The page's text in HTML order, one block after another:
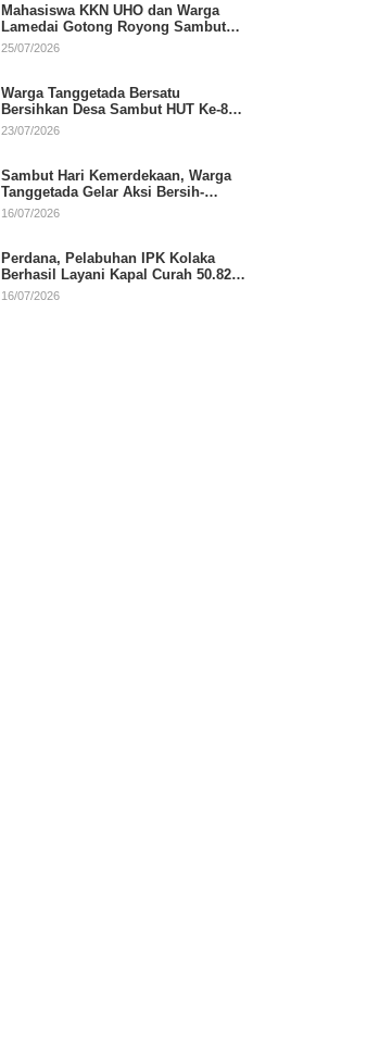
Mahasiswa KKN UHO dan Warga
Lamedai Gotong Royong Sambut
HUT Ke-81 RI
25/07/2026
Warga Tanggetada Bersatu
Bersihkan Desa Sambut HUT Ke-81
RI
23/07/2026
Sambut Hari Kemerdekaan, Warga
Tanggetada Gelar Aksi Bersih-
Bersih Desa
16/07/2026
Perdana, Pelabuhan IPK Kolaka
Berhasil Layani Kapal Curah 50.820
Ton
16/07/2026